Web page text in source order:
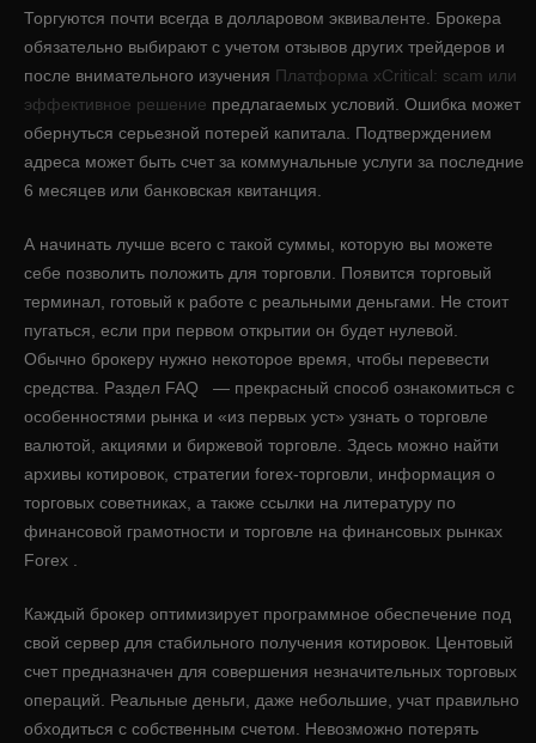
Торгуются почти всегда в долларовом эквиваленте. Брокера
обязательно выбирают с учетом отзывов других трейдеров и
после внимательного изучения Платформа xCritical: scam или
эффективное решение предлагаемых условий. Ошибка может
обернуться серьезной потерей капитала. Подтверждением
адреса может быть счет за коммунальные услуги за последние
6 месяцев или банковская квитанция.
А начинать лучше всего с такой суммы, которую вы можете
себе позволить положить для торговли. Появится торговый
терминал, готовый к работе с реальными деньгами. Не стоит
пугаться, если при первом открытии он будет нулевой.
Обычно брокеру нужно некоторое время, чтобы перевести
средства. Раздел FAQ — прекрасный способ ознакомиться с
особенностями рынка и «из первых уст» узнать о торговле
валютой, акциями и биржевой торговле. Здесь можно найти
архивы котировок, стратегии forex-торговли, информация о
торговых советниках, а также ссылки на литературу по
финансовой грамотности и торговле на финансовых рынках
Forex .
Каждый брокер оптимизирует программное обеспечение под
свой сервер для стабильного получения котировок. Центовый
счет предназначен для совершения незначительных торговых
операций. Реальные деньги, даже небольшие, учат правильно
обходиться с собственным счетом. Невозможно потерять